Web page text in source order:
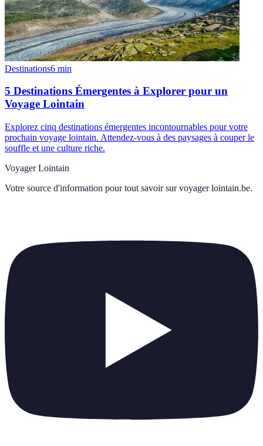
Destinations6 min
5 Destinations Émergentes à Explorer pour un
Voyage Lointain
Explorez cinq destinations émergentes incontournables pour votre
prochain voyage lointain. Attendez-vous à des paysages à couper le
souffle et une culture riche.
Voyager Lointain
Votre source d'information pour tout savoir sur voyager lointain.be.